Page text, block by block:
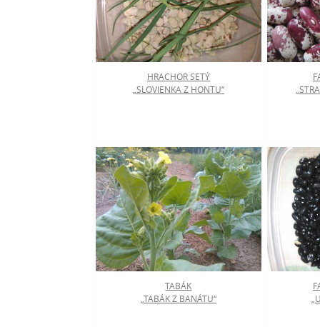
HRACHOR SETÝ
„SLOVIENKA Z HONTU“
TABÁK
„TABÁK Z BANÁTU“